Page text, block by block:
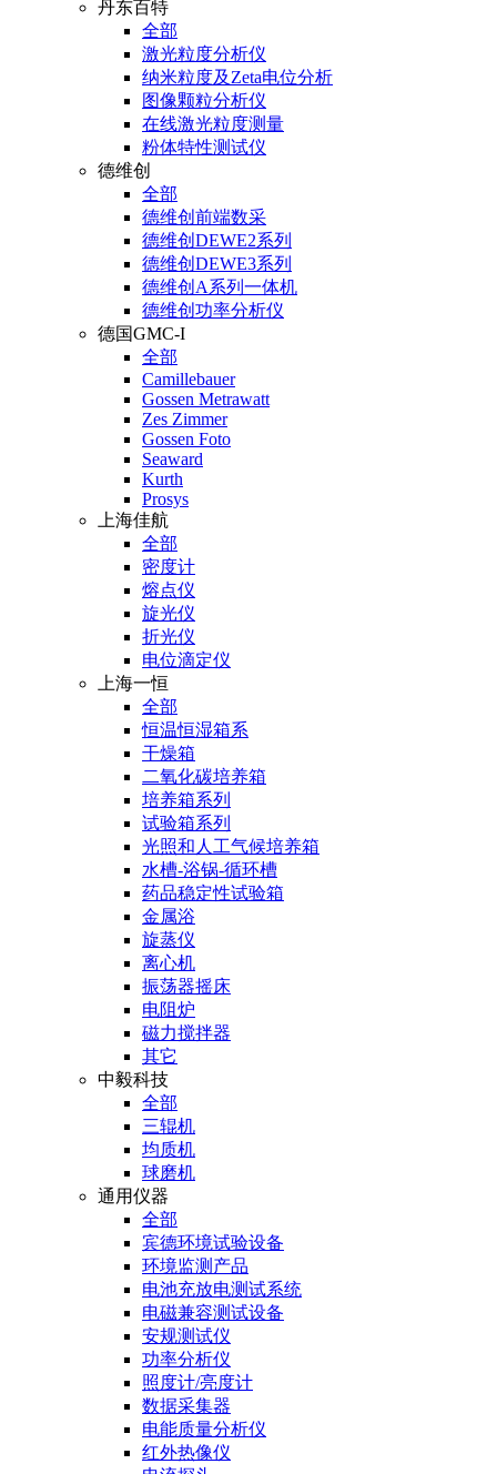
丹东百特
全部
激光粒度分析仪
纳米粒度及Zeta电位分析
图像颗粒分析仪
在线激光粒度测量
粉体特性测试仪
德维创
全部
德维创前端数采
德维创DEWE2系列
德维创DEWE3系列
德维创A系列一体机
德维创功率分析仪
德国GMC-I
全部
Camillebauer
Gossen Metrawatt
Zes Zimmer
Gossen Foto
Seaward
Kurth
Prosys
上海佳航
全部
密度计
熔点仪
旋光仪
折光仪
电位滴定仪
上海一恒
全部
恒温恒湿箱系
干燥箱
二氧化碳培养箱
培养箱系列
试验箱系列
光照和人工气候培养箱
水槽-浴锅-循环槽
药品稳定性试验箱
金属浴
旋蒸仪
离心机
振荡器摇床
电阻炉
磁力搅拌器
其它
中毅科技
全部
三辊机
均质机
球磨机
通用仪器
全部
宾德环境试验设备
环境监测产品
电池充放电测试系统
电磁兼容测试设备
安规测试仪
功率分析仪
照度计/亮度计
数据采集器
电能质量分析仪
红外热像仪